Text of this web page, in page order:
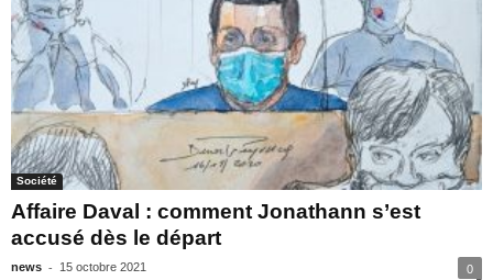
Société
Affaire Daval : comment Jonathann s’est
accusé dès le départ
news - 15 octobre 2021 0